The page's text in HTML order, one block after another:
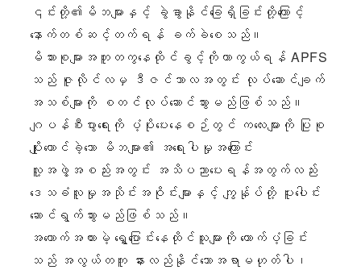
၎င်းတို့၏မိဘများနှင့် ခွဲခွာနိုင်ခြေရှိခြင်းတို့ကြောင့်
နောက်တစ်ဆင့်တက်ရန် ခက်ခဲစေသည်။
မိသားစုများအတူတကွနေထိုင်ခွင့်ကိုကာကွယ်ရန် APFS
သည် ဇူလိုင်လမှ ဒီဇင်ဘာလအတွင်း လုပ်ဆောင်ချက်
အသစ်များကို စတင်လုပ်ဆောင်သွားမည်ဖြစ်သည်။
ဂျပန်စီးပွားရေးကို ပံ့ပိုးပေးနေစဉ်တွင် ကလေးများကို ပြုစု
ပျိုးထောင်ခဲ့သော မိဘများ၏ အရေးပါမှုအကြောင်း
လူ့အဖွဲ့အစည်းအတွင်း အသိပညာပေးရန်အတွက်လည်း
ဒေသခံလူမှုအသိုင်းအဝိုင်းများနှင့် ကျွန်ုပ်တို့ ပူးပေါင်း
ဆောင်ရွက်သွားမည်ဖြစ်သည်။
အထောက်အထားမဲ့ ရွှေ့ပြောင်းနေထိုင်သူများကို ထောက်ပံ့ခြင်း
သည် အလွယ်တကူ နားလည်နိုင်သောအရာမဟုတ်ပါ၊